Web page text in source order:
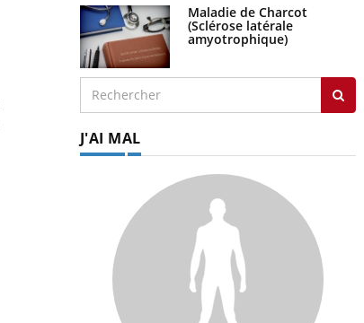
Maladie de Charcot
(Sclérose latérale
amyotrophique)
J'AI MAL